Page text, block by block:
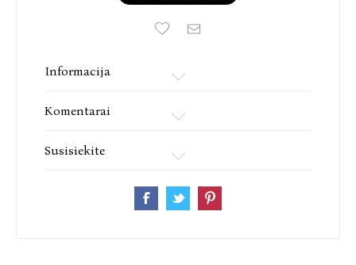
Informacija
Komentarai
Susisiekite